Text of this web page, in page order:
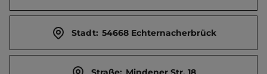
Touristen-/Dauerstellplätze 350/100.
Stadt: 54668 Echternacherbrück